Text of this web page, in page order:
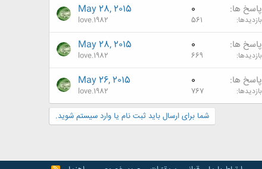
پاسخ ها 0
بازدیدها 561
May 28, 2015
love.1982
پاسخ ها 0
بازدیدها 669
May 28, 2015
love.1982
پاسخ ها 0
بازدیدها 767
May 26, 2015
love.1982
شما برای ارسال باید ثبت نام یا وارد سیستم شوید.